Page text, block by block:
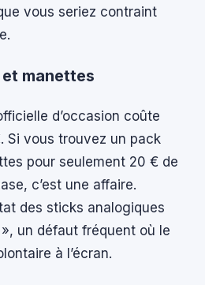
vous seriez contraint
manettes
d’occasion coûte
Si vous trouvez un pack
pour seulement 20 € de
c’est une affaire.
des sticks analogiques
un défaut fréquent où le
à l’écran.